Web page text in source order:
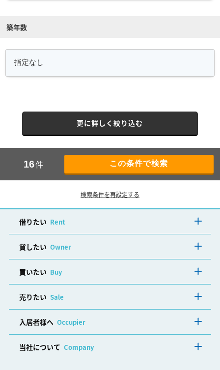
築年数
更に詳しく絞り込む
16件
検索条件を再設定する
借りたい Rent
貸したい Owner
買いたい Buy
売りたい Sale
入居者様へ Occupier
当社について Company